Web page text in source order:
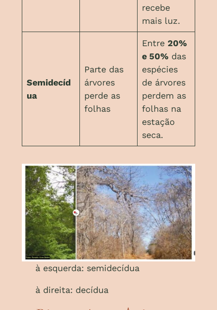
recebe
mais luz.
Semidecíd
ua
Parte das
árvores
perde as
folhas
Entre 20%
e 50%das
espécies
de árvores
perdem as
folhas na
estação
seca.
à esquerda: semidecídua
à direita: decídua